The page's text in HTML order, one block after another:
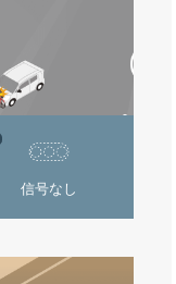
信号なし